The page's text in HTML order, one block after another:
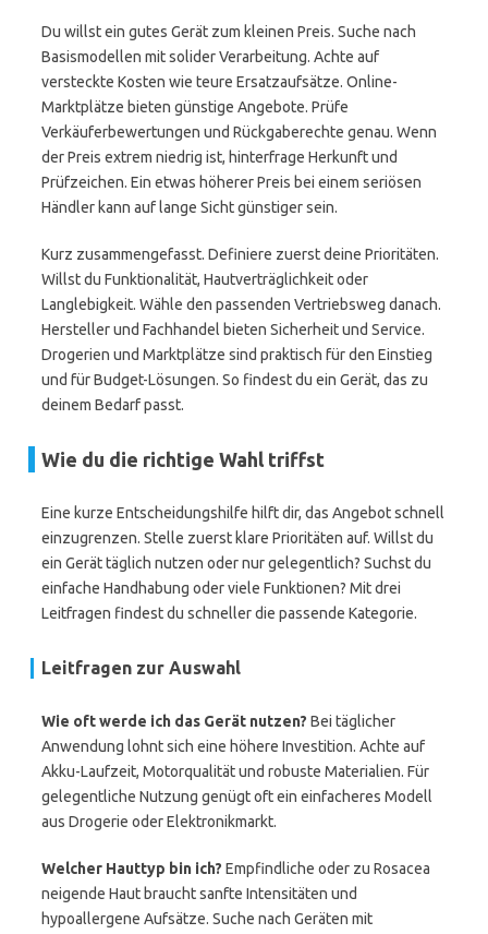
Du willst ein gutes Gerät zum kleinen Preis. Suche nach
Basismodellen mit solider Verarbeitung. Achte auf
versteckte Kosten wie teure Ersatzaufsätze. Online-
Marktplätze bieten günstige Angebote. Prüfe
Verkäuferbewertungen und Rückgaberechte genau. Wenn
der Preis extrem niedrig ist, hinterfrage Herkunft und
Prüfzeichen. Ein etwas höherer Preis bei einem seriösen
Händler kann auf lange Sicht günstiger sein.
Kurz zusammengefasst. Definiere zuerst deine Prioritäten.
Willst du Funktionalität, Hautverträglichkeit oder
Langlebigkeit. Wähle den passenden Vertriebsweg danach.
Hersteller und Fachhandel bieten Sicherheit und Service.
Drogerien und Marktplätze sind praktisch für den Einstieg
und für Budget-Lösungen. So findest du ein Gerät, das zu
deinem Bedarf passt.
Wie du die richtige Wahl triffst
Eine kurze Entscheidungshilfe hilft dir, das Angebot schnell
einzugrenzen. Stelle zuerst klare Prioritäten auf. Willst du
ein Gerät täglich nutzen oder nur gelegentlich? Suchst du
einfache Handhabung oder viele Funktionen? Mit drei
Leitfragen findest du schneller die passende Kategorie.
Leitfragen zur Auswahl
Wie oft werde ich das Gerät nutzen? Bei täglicher
Anwendung lohnt sich eine höhere Investition. Achte auf
Akku-Laufzeit, Motorqualität und robuste Materialien. Für
gelegentliche Nutzung genügt oft ein einfacheres Modell
aus Drogerie oder Elektronikmarkt.
Welcher Hauttyp bin ich? Empfindliche oder zu Rosacea
neigende Haut braucht sanfte Intensitäten und
hypoallergene Aufsätze. Suche nach Geräten mit